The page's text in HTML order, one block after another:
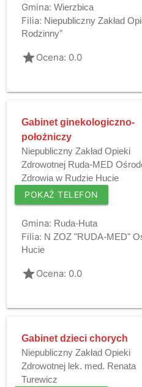
Gmina: Wierzbica
Filia: Niepubliczny Zakład
Rodzinny"
gradeOcena: 0.0
Gabinet ginekologiczno-
położniczy
Niepubliczny Zakład Opieki
Zdrowotnej Ruda-MED
Zdrowia w Rudzie Hucie
POKAŻ TELEFON
Gmina: Ruda-Huta
Filia: N ZOZ "RUDA-MED"
Hucie
gradeOcena: 0.0
Gabinet dzieci chorych
Niepubliczny Zakład Opieki
Zdrowotnej lek. med. Renata
Turewicz